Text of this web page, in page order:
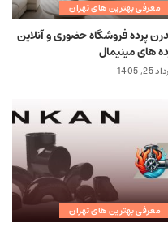
معرفی بهترین های تهران
پرده فروشگاه حضوری و آنلاین
های مینیمال
1405
معرفی بهترین های تهران